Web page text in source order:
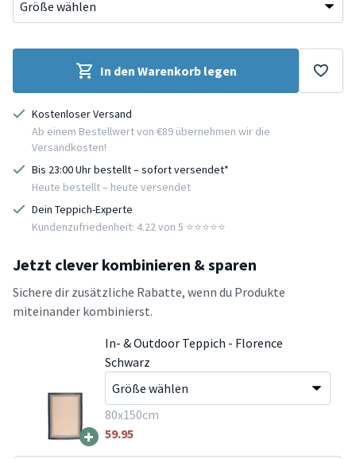
In den Warenkorb legen
Kostenloser Versand
Ab einem Bestellwert von €89 übernehmen wir die
Versandkosten!
Bis 23:00 Uhr bestellt – sofort versendet*
Heute bestellt – heute versendet
Dein Teppich-Experte
Kundenzufriedenheit: 4.22 von 5 ⭐️⭐️⭐️⭐️⭐️
Jetzt clever kombinieren & sparen
Sichere dir zusätzliche Rabatte, wenn du Produkte
miteinander kombinierst.
+
In- & Outdoor Teppich - Florence
Schwarz
80x150cm
59.95